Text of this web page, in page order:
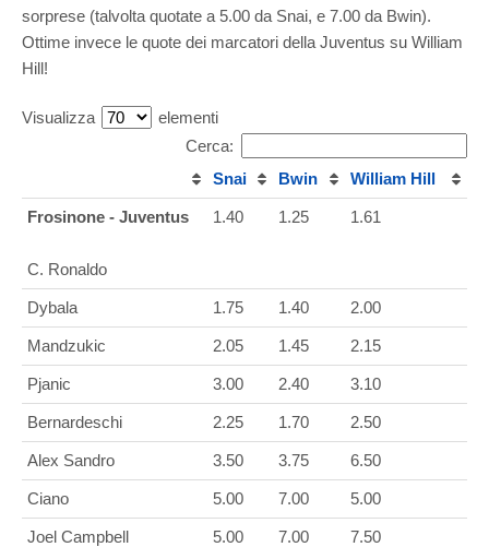
sorprese (talvolta quotate a 5.00 da Snai, e 7.00 da Bwin).
Ottime invece le quote dei marcatori della Juventus su William
Hill!
Visualizza
elementi
Cerca:
Snai
Bwin William Hill
Frosinone - Juventus
C. Ronaldo
1.40 1.25 1.61
Dybala 1.75 1.40 2.00
Mandzukic 2.05 1.45 2.15
Pjanic 3.00 2.40 3.10
Bernardeschi 2.25 1.70 2.50
Alex Sandro 3.50 3.75 6.50
Ciano 5.00 7.00 5.00
Joel Campbell 5.00 7.00 7.50